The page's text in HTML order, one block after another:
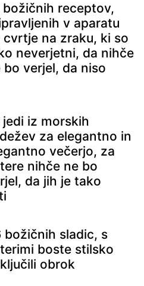
božičnih receptov,
v aparatu
cvrtje na zraku, ki so
neverjetni, da nihče
bo verjel, da niso
jedi iz morskih
za elegantno in
večerjo, za
nihče ne bo
da jih je tako
božičnih sladic, s
boste stilsko
obrok